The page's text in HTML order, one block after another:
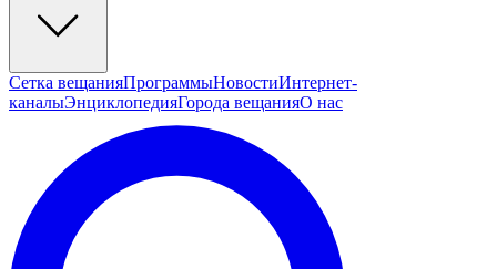
Сетка вещанияПрограммыНовостиИнтернет-
каналыЭнциклопедияГорода вещанияО нас